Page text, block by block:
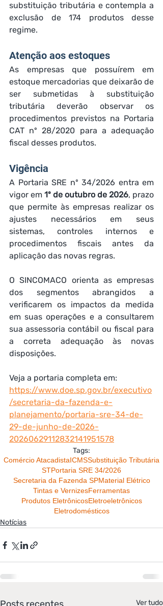
substituição tributária e contempla a
exclusão de 174 produtos desse
regime.
Atenção aos estoques
As empresas que possuírem em
estoque mercadorias que deixarão de
ser submetidas à substituição
tributária deverão observar os
procedimentos previstos na Portaria
CAT nº 28/2020 para a adequação
fiscal desses produtos.
Vigência
A Portaria SRE nº 34/2026 entra em
vigor em 1º de outubro de 2026, prazo
que permite às empresas realizar os
ajustes necessários em seus
sistemas, controles internos e
procedimentos fiscais antes da
aplicação das novas regras.
O SINCOMACO orienta as empresas
dos segmentos abrangidos a
verificarem os impactos da medida
em suas operações e a consultarem
sua assessoria contábil ou fiscal para
a correta adequação às novas
disposições.
Veja a portaria completa em:
https://www.doe.sp.gov.br/executivo
/secretaria-da-fazenda-e-
planejamento/portaria-sre-34-de-
29-de-junho-de-2026-
20260629112832141951578
Tags:
Comércio AtacadistaICMSSubstituição Tributária
STPortaria SRE 34/2026
Secretaria da Fazenda SPMaterial Elétrico
Tintas e VernizesFerramentas
Produtos EletrônicosEletroeletrônicos
Eletrodomésticos
Notícias
Ver tudo